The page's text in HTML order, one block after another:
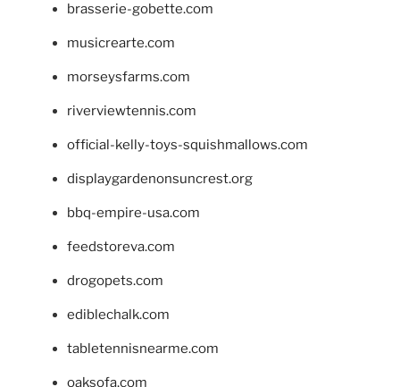
brasserie-gobette.com
musicrearte.com
morseysfarms.com
riverviewtennis.com
official-kelly-toys-squishmallows.com
displaygardenonsuncrest.org
bbq-empire-usa.com
feedstoreva.com
drogopets.com
ediblechalk.com
tabletennisnearme.com
oaksofa.com